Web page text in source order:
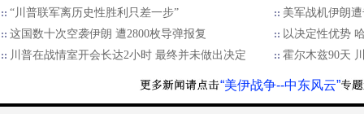
“川普联军离历史性胜利只差一步”
美军战机伊朗
这国数十次空袭伊朗 遭2800枚导弹报复
以决定性优势
川普在战情室开会长达2小时 最终并未做出决定
霍尔木兹90天
“美伊战争--中东风云”